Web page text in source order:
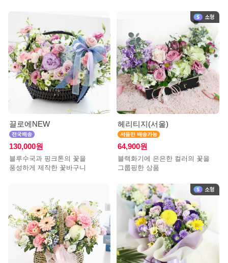
끌로에NEW
130,000원
블루수국과 핑크톤의 꽃을
풍성하게 제작한 꽃바구니
헤리티지(서울)
64,900원
블랙화기에 은은한 컬러의 꽃을
그룹핑한 상품